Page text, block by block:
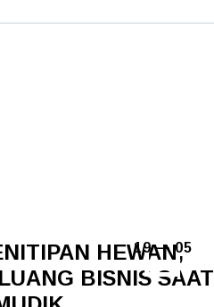
19 — 05
HEWAN,
BISNIS SAAT